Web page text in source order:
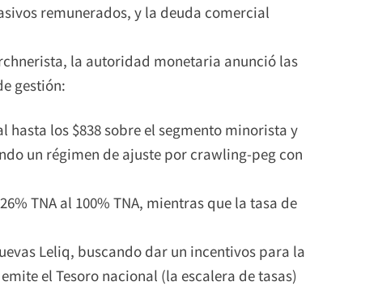
remunerados, y la deuda comercial
la autoridad monetaria anunció las
gestión:
los $838 sobre el segmento minorista y
un régimen de ajuste por crawling-peg con
TNA al 100% TNA, mientras que la tasa de
Leliq, buscando dar un incentivos para la
el Tesoro nacional (la escalera de tasas)